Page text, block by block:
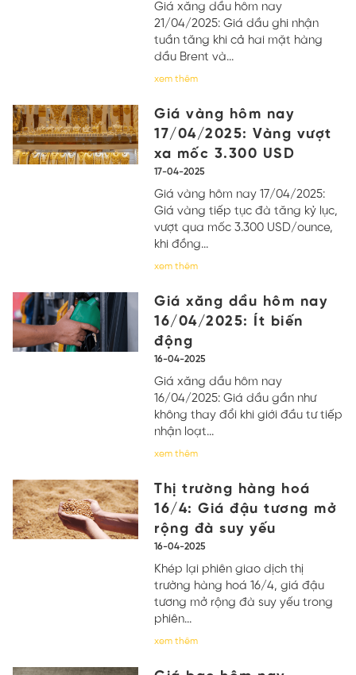
Giá xăng dầu hôm nay
21/04/2025: Giá dầu ghi nhận
tuần tăng khi cả hai mặt hàng
dầu Brent và...
xem thêm
Giá vàng hôm nay
17/04/2025: Vàng vượt
xa mốc 3.300 USD
17-04-2025
Giá vàng hôm nay 17/04/2025:
Giá vàng tiếp tục đà tăng kỷ lục,
vượt qua mốc 3.300 USD/ounce,
khi đồng...
xem thêm
Giá xăng dầu hôm nay
16/04/2025: Ít biến
động
16-04-2025
Giá xăng dầu hôm nay
16/04/2025: Giá dầu gần như
không thay đổi khi giới đầu tư tiếp
nhận loạt...
xem thêm
Thị trường hàng hoá
16/4: Giá đậu tương mở
rộng đà suy yếu
16-04-2025
Khép lại phiên giao dịch thị
trường hàng hoá 16/4, giá đậu
tương mở rộng đà suy yếu trong
phiên...
xem thêm